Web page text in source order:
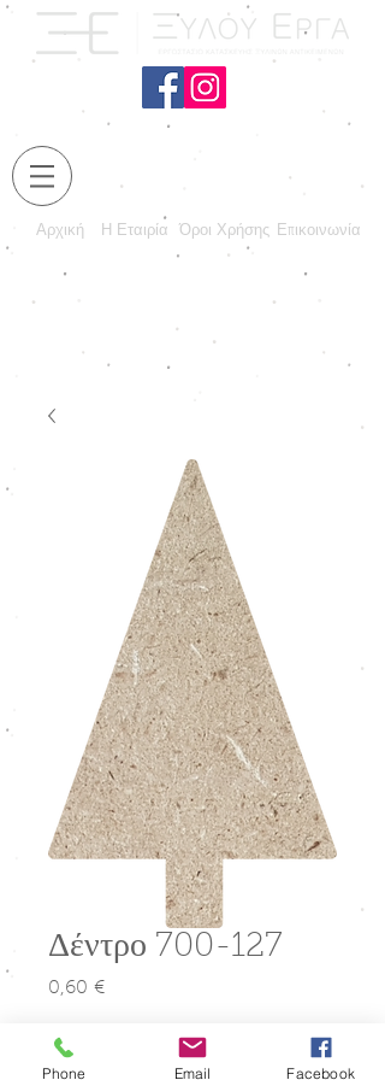
Αρχική Η Εταιρία Όροι Χρήσης Επικοινωνία
Δέντρο 700-127
0,60 €Τιμή
Μέγεθος
Phone Email Facebook